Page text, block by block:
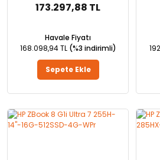
173.297,88 TL
Havale Fiyatı
168.098,94 TL (%3 indirimli)
Sepete Ekle